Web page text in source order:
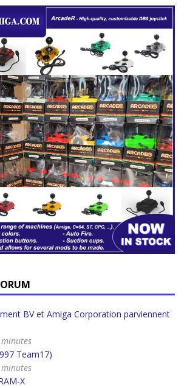
BV et Amiga Corporation parviennent
Team17)
X